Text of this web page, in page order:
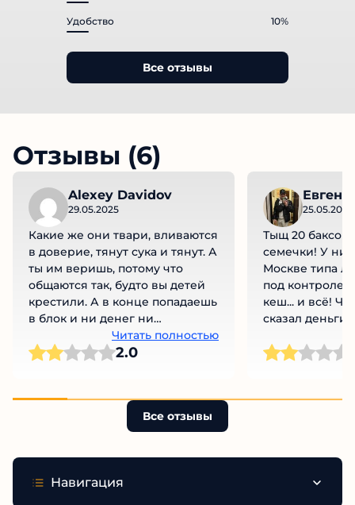
Удобство 10%
Все отзывы
Отзывы (6)
Alexey Davidov
29.05.2025
Какие же они твари, вливаются
в доверие, тянут сука и тянут. А
ты им веришь, потому что
общаются так, будто вы детей
крестили. А в конце попадаешь
в блок и ни денег ни
вымышленного кума нет. Я
прям разочарован.
Читать полностью
2.0
25.05.2025
Тыщ 20 баксов
семечки! У
Москве типа
под
кеш... и всё!
сказал деньги
чат перестал
Развод по
Все отзывы
Навигация